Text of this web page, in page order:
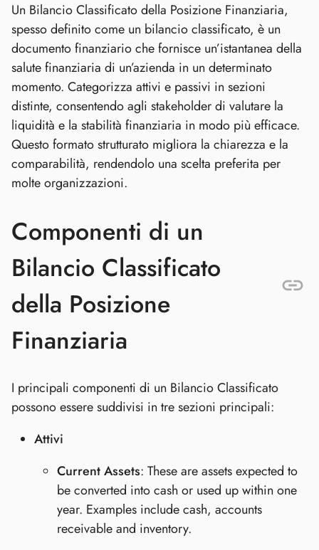
Un Bilancio Classificato della Posizione Finanziaria,
spesso definito come un bilancio classificato, è un
documento finanziario che fornisce un’istantanea della
salute finanziaria di un’azienda in un determinato
momento. Categorizza attivi e passivi in sezioni
distinte, consentendo agli stakeholder di valutare la
liquidità e la stabilità finanziaria in modo più efficace.
Questo formato strutturato migliora la chiarezza e la
comparabilità, rendendolo una scelta preferita per
molte organizzazioni.
Componenti di un
Bilancio Classificato
della Posizione
Finanziaria
I principali componenti di un Bilancio Classificato
possono essere suddivisi in tre sezioni principali:
Attivi
Current Assets: These are assets expected to
be converted into cash or used up within one
year. Examples include cash, accounts
receivable and inventory.